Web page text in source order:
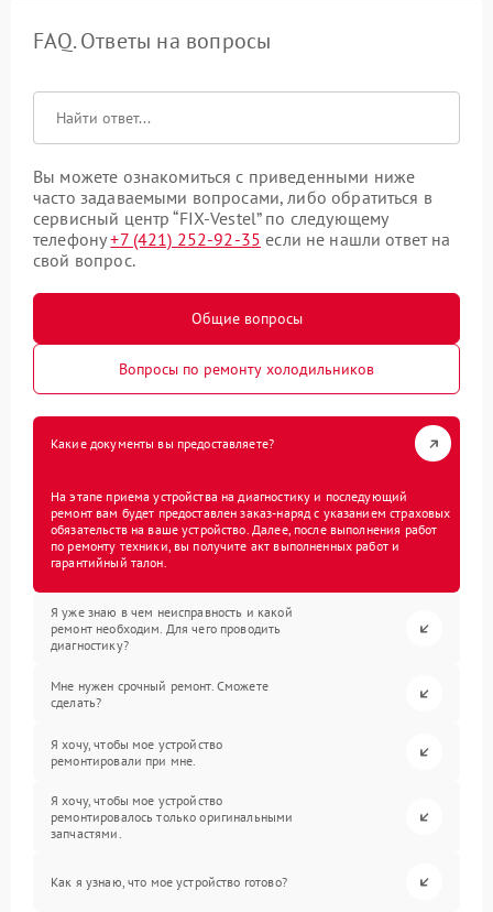
FAQ. Ответы на вопросы
Вы можете ознакомиться с приведенными ниже
часто задаваемыми вопросами, либо обратиться в
сервисный центр “FIX-Vestel” по следующему
телефону+7 (421) 252-92-35 если не нашли ответ на
свой вопрос.
Общие вопросы
Вопросы по ремонту холодильников
Какие документы вы предоставляете?
На этапе приема устройства на диагностику и последующий
ремонт вам будет предоставлен заказ-наряд с указанием страховых
обязательств на ваше устройство. Далее, после выполнения работ
по ремонту техники, вы получите акт выполненных работ и
гарантийный талон.
Я уже знаю в чем неисправность и какой
ремонт необходим. Для чего проводить
диагностику?
Мне нужен срочный ремонт. Сможете
сделать?
Я хочу, чтобы мое устройство
ремонтировали при мне.
Я хочу, чтобы мое устройство
ремонтировалось только оригинальными
запчастями.
Как я узнаю, что мое устройство готово?